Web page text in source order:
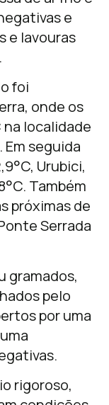
e
e lavouras
foi
onde os
localidade
seguida
Urubici,
Também
próximas de
Serrada
gramados,
pelo
por uma
rigoroso,